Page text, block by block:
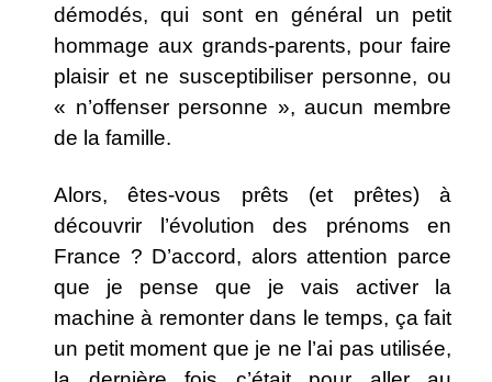
démodés, qui sont en général un petit
hommage aux grands-parents, pour faire
plaisir et ne susceptibiliser personne, ou
« n’offenser personne », aucun membre
de la famille.
Alors, êtes-vous prêts (et prêtes) à
découvrir l’évolution des prénoms en
France ? D’accord, alors attention parce
que je pense que je vais activer la
machine à remonter dans le temps, ça fait
un petit moment que je ne l’ai pas utilisée,